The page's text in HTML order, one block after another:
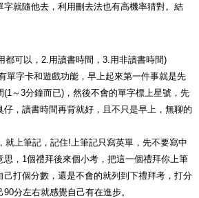
字就隨他去，利用刪去法也有高機率猜對。結
都可以，2.用讀書時間，3.用非讀書時間)
單字卡和遊戲功能，早上起來第一件事就是先
～3分鐘而已)，然後不會的單字標上星號，先
，讀書時間再背就好，且不只是早上，無聊的
就上筆記，記住!上筆記只寫英單，先不要寫中
思，1個禮拜後來個小考，把這一個禮拜你上筆
己打個分數，還是不會的就列到下禮拜考，打分
分左右就感覺自己有在進步。